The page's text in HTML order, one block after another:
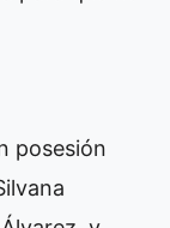
posesión